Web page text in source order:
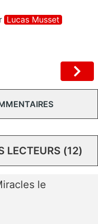
Lucas Musset
LECTEURS (12)
le